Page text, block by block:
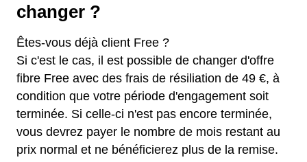
changer ?
Êtes-vous déjà client Free ?
Si c'est le cas, il est possible de changer d'offre
fibre Free avec des frais de résiliation de 49 €, à
condition que votre période d'engagement soit
terminée. Si celle-ci n'est pas encore terminée,
vous devrez payer le nombre de mois restant au
prix normal et ne bénéficierez plus de la remise.